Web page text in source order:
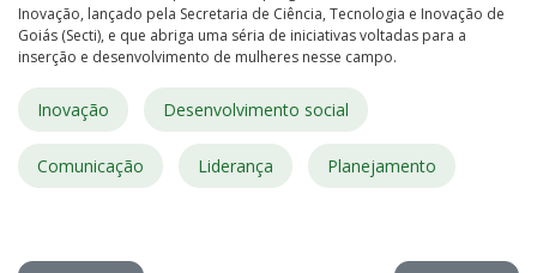
Inovação, lançado pela Secretaria de Ciência, Tecnologia e Inovação de
Goiás (Secti), e que abriga uma séria de iniciativas voltadas para a
inserção e desenvolvimento de mulheres nesse campo.
Inovação Desenvolvimento social
Comunicação Liderança Planejamento